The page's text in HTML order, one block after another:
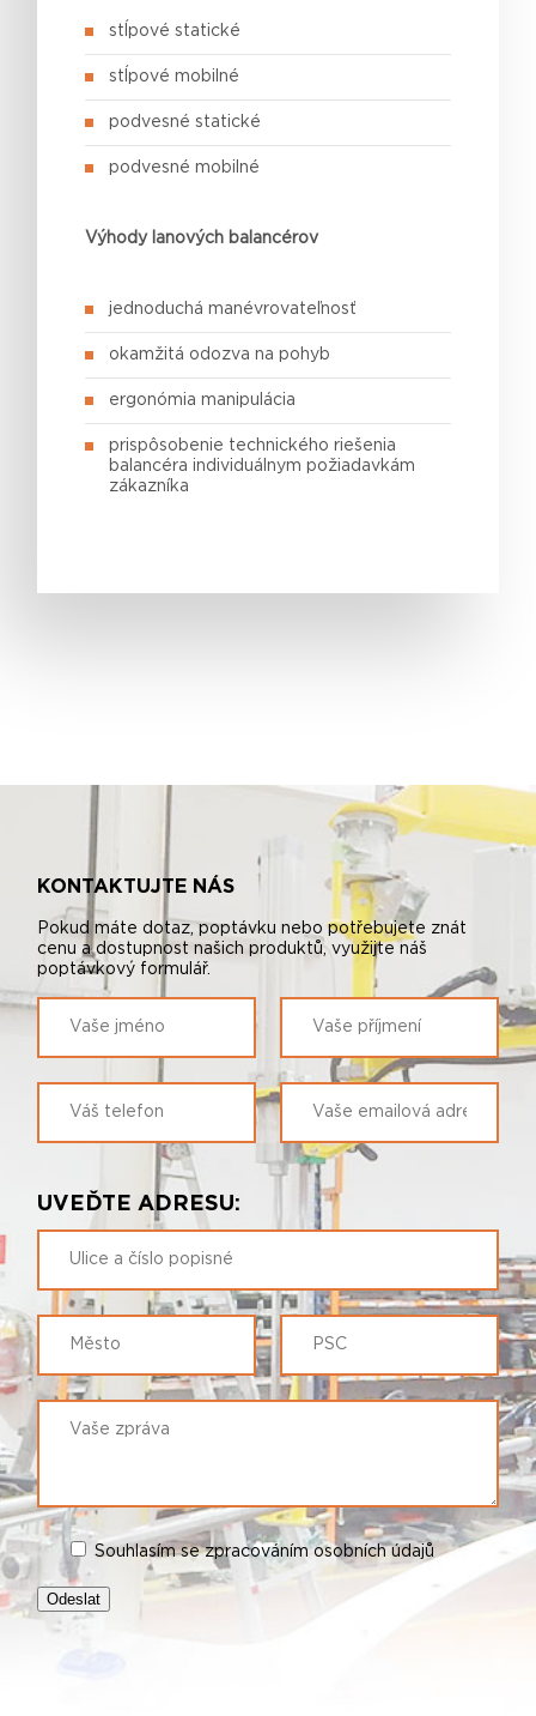
stĺpové statické
stĺpové mobilné
podvesné statické
podvesné mobilné
Výhody lanových balancérov
jednoduchá manévrovateľnosť
okamžitá odozva na pohyb
ergonómia manipulácia
prispôsobenie technického riešenia
balancéra individuálnym požiadavkám
zákazníka
KONTAKTUJTE NÁS
Pokud máte dotaz, poptávku nebo potřebujete znát
cenu a dostupnost našich produktů, využijte náš
poptávkový formulář.
UVEĎTE ADRESU:
Souhlasím se zpracováním osobních údajů